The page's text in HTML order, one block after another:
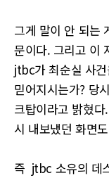
그게 말이 안 되는
문이다. 그리고 이
jtbc가 최순실 사
믿어지시는가? 당
크탑이라고 밝혔
시 내보냈던 화면
즉 jtbc 소유의 데